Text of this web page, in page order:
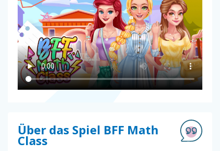
Über das Spiel BFF Math
Class